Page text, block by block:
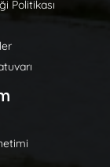
Politikası